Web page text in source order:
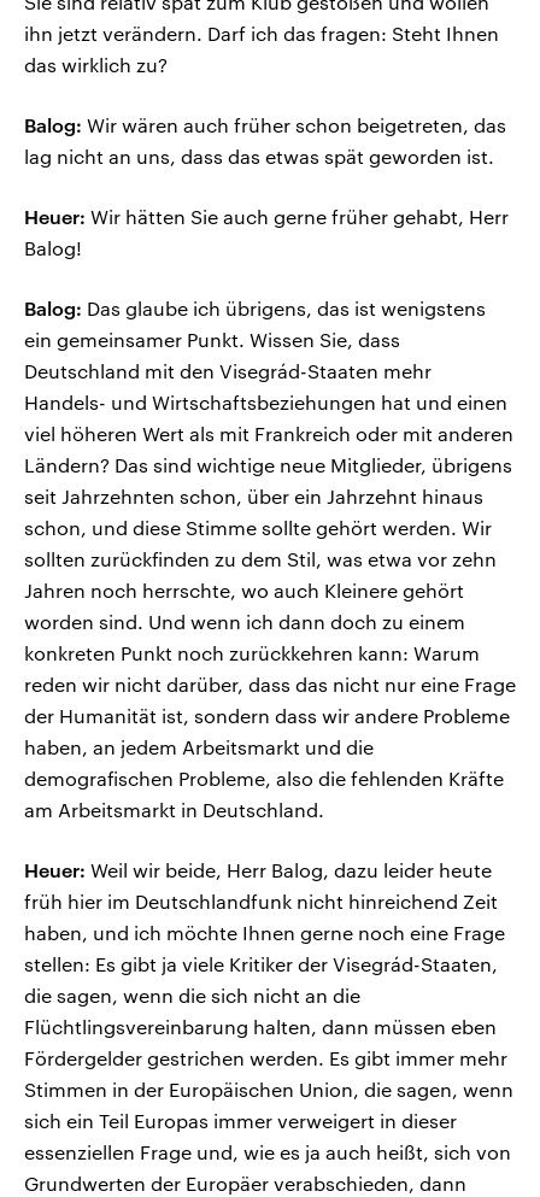
ihn jetzt verändern. Darf ich das fragen: Steht Ihnen
das wirklich zu?
Balog: Wir wären auch früher schon beigetreten, das
lag nicht an uns, dass das etwas spät geworden ist.
Heuer: Wir hätten Sie auch gerne früher gehabt, Herr
Balog!
Balog: Das glaube ich übrigens, das ist wenigstens
ein gemeinsamer Punkt. Wissen Sie, dass
Deutschland mit den Visegrád-Staaten mehr
Handels- und Wirtschaftsbeziehungen hat und einen
viel höheren Wert als mit Frankreich oder mit anderen
Ländern? Das sind wichtige neue Mitglieder, übrigens
seit Jahrzehnten schon, über ein Jahrzehnt hinaus
schon, und diese Stimme sollte gehört werden. Wir
sollten zurückfinden zu dem Stil, was etwa vor zehn
Jahren noch herrschte, wo auch Kleinere gehört
worden sind. Und wenn ich dann doch zu einem
konkreten Punkt noch zurückkehren kann: Warum
reden wir nicht darüber, dass das nicht nur eine Frage
der Humanität ist, sondern dass wir andere Probleme
haben, an jedem Arbeitsmarkt und die
demografischen Probleme, also die fehlenden Kräfte
am Arbeitsmarkt in Deutschland.
Heuer: Weil wir beide, Herr Balog, dazu leider heute
früh hier im Deutschlandfunk nicht hinreichend Zeit
haben, und ich möchte Ihnen gerne noch eine Frage
stellen: Es gibt ja viele Kritiker der Visegrád-Staaten,
die sagen, wenn die sich nicht an die
Flüchtlingsvereinbarung halten, dann müssen eben
Fördergelder gestrichen werden. Es gibt immer mehr
Stimmen in der Europäischen Union, die sagen, wenn
sich ein Teil Europas immer verweigert in dieser
essenziellen Frage und, wie es ja auch heißt, sich von
Grundwerten der Europäer verabschieden, dann